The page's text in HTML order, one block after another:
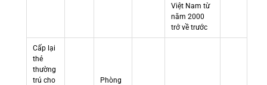
Việt Nam từ
năm 2000
trở về trước
Cấp lại
thẻ
thường
trú cho
Phòng